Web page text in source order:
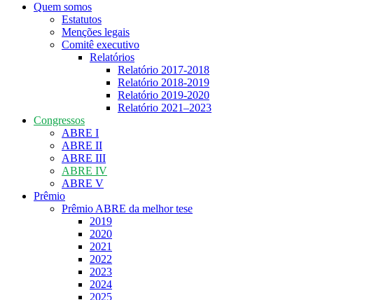
Quem somos
Estatutos
Menções legais
Comitê executivo
Relatórios
Relatório 2017-2018
Relatório 2018-2019
Relatório 2019-2020
Relatório 2021‒2023
Congressos
ABRE I
ABRE II
ABRE III
ABRE IV
ABRE V
Prêmio
Prêmio ABRE da melhor tese
2019
2020
2021
2022
2023
2024
2025